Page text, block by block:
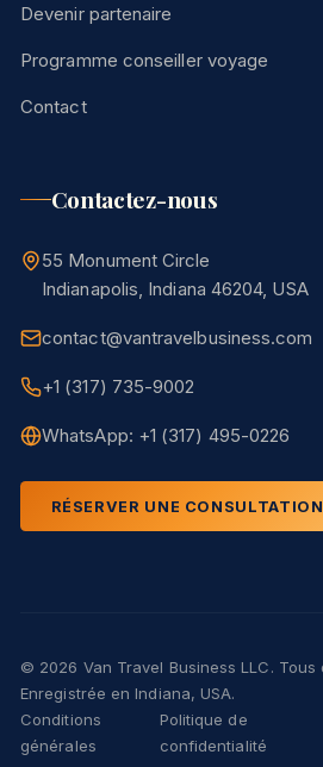
Devenir partenaire
Programme conseiller voyage
Contact
Contactez-nous
55 Monument Circle
Indianapolis, Indiana 46204, USA
contact@vantravelbusiness.com
+1 (317) 735-9002
WhatsApp: +1 (317) 495-0226
RÉSERVER UNE CONSULTATION
© 2026 Van Travel Business LLC. Tous
Enregistrée en Indiana, USA.
Conditions
générales
Politique de
confidentialité